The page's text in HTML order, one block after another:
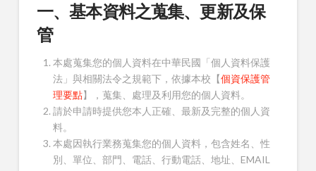
一、基本資料之蒐集、更新及保
管
本處蒐集您的個人資料在中華民國「個人資料保護
法」與相關法令之規範下，依據本校【個資保護管
理要點】，蒐集、處理及利用您的個人資料。
請於申請時提供您本人正確、最新及完整的個人資
料。
本處因執行業務蒐集您的個人資料，包含姓名、性
別、單位、部門、電話、行動電話、地址、EMAIL